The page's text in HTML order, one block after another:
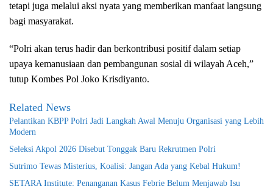
tetapi juga melalui aksi nyata yang memberikan manfaat langsung
bagi masyarakat.
“Polri akan terus hadir dan berkontribusi positif dalam setiap
upaya kemanusiaan dan pembangunan sosial di wilayah Aceh,”
tutup Kombes Pol Joko Krisdiyanto.
Related News
Pelantikan KBPP Polri Jadi Langkah Awal Menuju Organisasi yang Lebih
Modern
Seleksi Akpol 2026 Disebut Tonggak Baru Rekrutmen Polri
Sutrimo Tewas Misterius, Koalisi: Jangan Ada yang Kebal Hukum!
SETARA Institute: Penanganan Kasus Febrie Belum Menjawab Isu